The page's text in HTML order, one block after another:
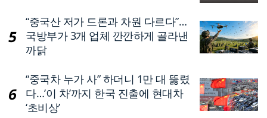
“중국산 저가 드론과 차원 다르다”…
국방부가 3개 업체 깐깐하게 골라낸
까닭
“중국차 누가 사” 하더니 1만 대 뚫렸
다…’이 차’까지 한국 진출에 현대차
‘초비상’